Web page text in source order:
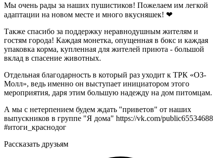
Мы очень рады за наших пушистиков! Пожелаем им легкой
адаптации на новом месте и много вкусняшек! ❤
Также спасибо за поддержку неравнодушным жителям и
гостям города! Каждая монетка, опущенная в бокс и каждая
упаковка корма, купленная для жителей приюта - большой
вклад в спасение животных.
Отдельная благодарность в который раз уходит к ТРК «OЗ-
Молл», ведь именно он выступает инициатором этого
мероприятия, даря этим большую надежду на дом питомцам.
А мы с нетерпением будем ждать "приветов" от наших
выпускников в группе "Я дома" https://vk.com/public65534688
#итоги_краснодог
Рассказать друзьям